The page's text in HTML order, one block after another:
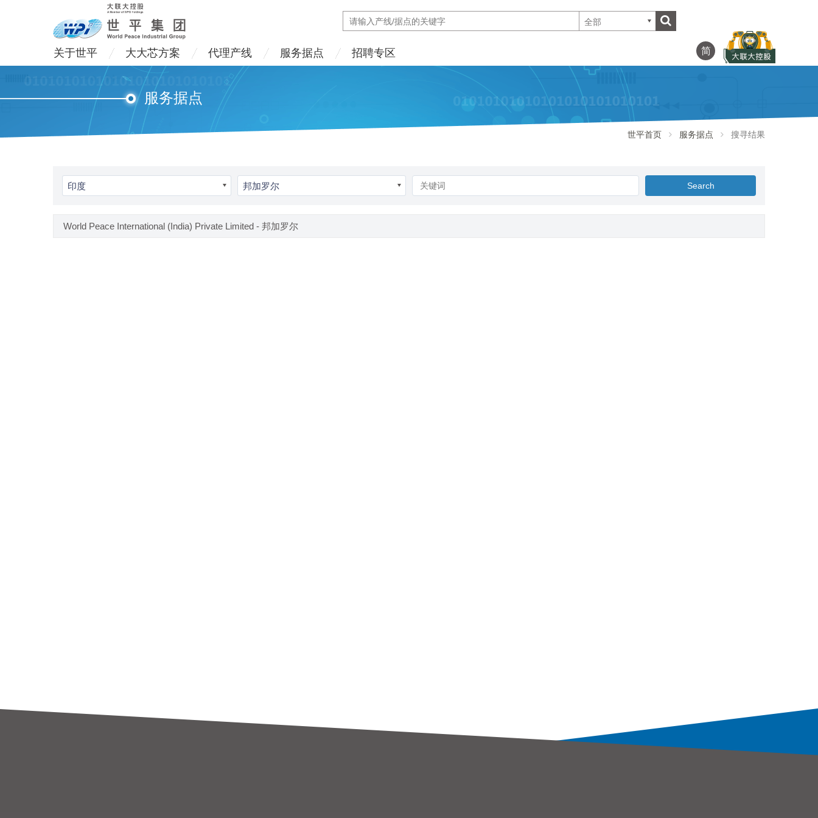
全部
关于世平 大大芯方案 代理产线 服务据点 招聘专区 简
服务据点
世平首页 服务据点 搜寻结果
印度 邦加罗尔 Search
World Peace International (India) Private Limited - 邦加罗尔